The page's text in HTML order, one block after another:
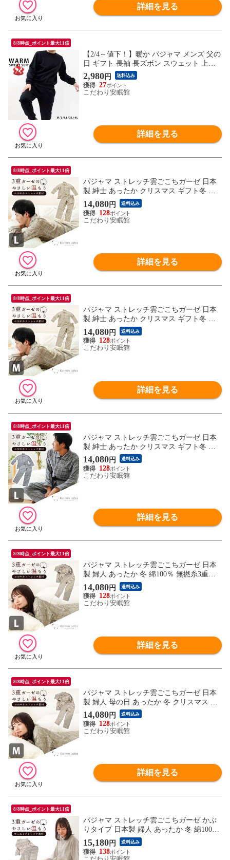
詳細を見る
8/8時点_ポイント最大11倍
【2/4～値下！】暖か パジャマ メンズ 父の
日 ギフト 長袖 長ズボン スウェット 上下
セット あったか 冬 綿混 裏起毛 無地 Warm
スウェットスーツ 部屋着 ルームウェア 節
電 （ブラック LLサイズ）【W-10029BK45
2,980円 送料込み
27
こだわり安眠館
詳細を見る
8/8時点_ポイント最大11倍
パジャマ ストレッチ雲ごこちガーゼ 日本
製 紳士 あったか クリスマス ギフト冬 綿1
00％ 無撚糸3重ガーゼ 長袖 長ズボン クリ
スマス バレンタイン 父の日 ギフト 快眠ラ
ボ（ブラウン (L)）【A-Z10614-LBR】
14,080円 送料込み
128
こだわり安眠館
詳細を見る
8/8時点_ポイント最大11倍
パジャマ ストレッチ雲ごこちガーゼ 日本
製 紳士 あったか クリスマス ギフト冬 綿1
00％ 無撚糸3重ガーゼ 長袖 長ズボン クリ
スマス バレンタイン 父の日 ギフト 快眠ラ
ボ（ブラウン (M)）【A-Z10614-MBR】
14,080円 送料込み
128
こだわり安眠館
詳細を見る
8/8時点_ポイント最大11倍
パジャマ ストレッチ雲ごこちガーゼ 日本
製 紳士 あったか クリスマス ギフト冬 綿1
00％ 無撚糸3重ガーゼ 長袖 長ズボン クリ
スマス バレンタイン 父の日 ギフト 快眠ラ
ボ（ネイビー (L)）【A-Z10614-LNB】
14,080円 送料込み
128
こだわり安眠館
詳細を見る
8/8時点_ポイント最大11倍
パジャマ ストレッチ雲ごこちガーゼ 日本
製 婦人 あったか 冬 綿100％ 無撚糸3重ガ
ーゼ 長袖 長ズボンクリスマス ホワイトデ
ー 母の日 ギフト 快眠ラボ（ブラウン
(L)）【A-Z30621-LBR】
14,080円 送料込み
128
こだわり安眠館
詳細を見る
8/8時点_ポイント最大11倍
パジャマ ストレッチ雲ごこちガーゼ 日本
製 婦人 母の日 あったか 冬 クリスマス ギ
フト 綿100％ 無撚糸3重ガーゼ 長袖 長ズボ
ン クリスマス ホワイトデー 母の日 ギフト
快眠ラボ （ブラウン (M)）【A-Z30621-MB
14,080円 送料込み
128
こだわり安眠館
詳細を見る
8/8時点_ポイント最大11倍
パジャマ ストレッチ雲ごこちガーゼ かぶ
りタイプ 日本製 婦人 あったか 冬 綿100％
無撚糸3重ガーゼ 長袖 長ズボン クリスマ
ス ホワイトデー 母の日 ギフト 快眠ラボ
（ブラウン (L)）【A-Z30630-LBR】
15,180円 送料込み
138